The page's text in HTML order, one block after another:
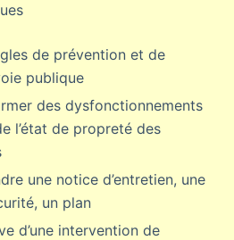
de prévention et de
voie publique
des dysfonctionnements
l’état de propreté des
une notice d’entretien, une
un plan
d’une intervention de